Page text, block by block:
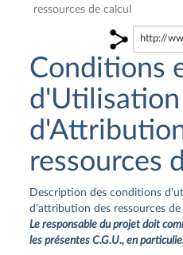
ressources de calcul
Conditions
ressources
Description des conditions
d'attribution des ressources de
Le responsable du projet doit
les présentes C.G.U., en